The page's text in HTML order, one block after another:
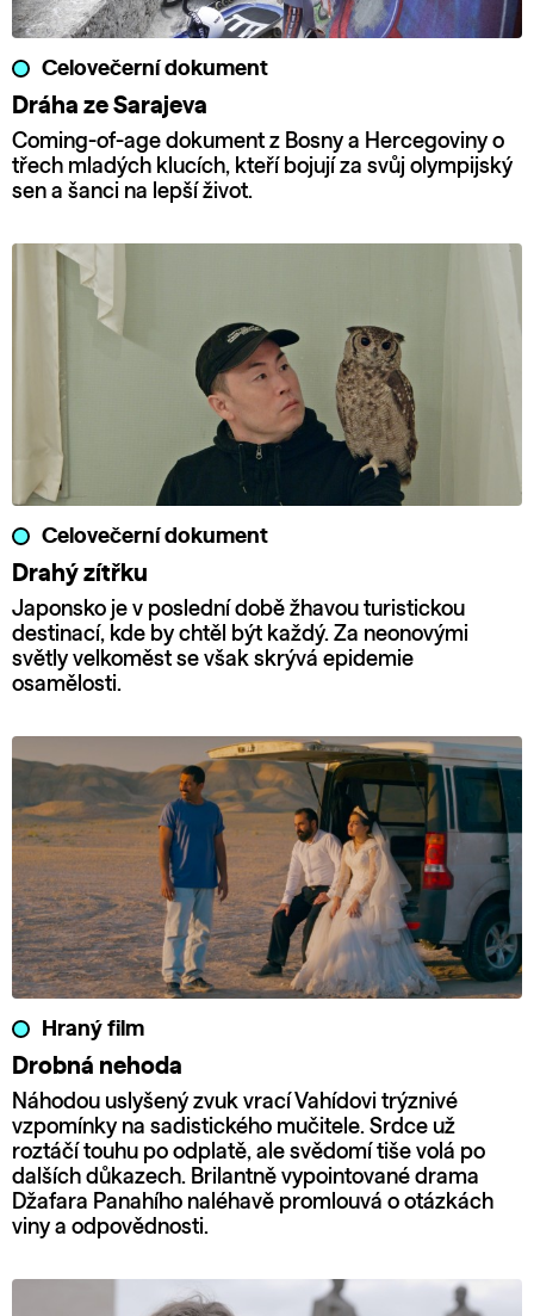
Celovečerní dokument
Dráha ze Sarajeva
Coming-of-age dokument z Bosny a Hercegoviny o
třech mladých klucích, kteří bojují za svůj olympijský
sen a šanci na lepší život.
Celovečerní dokument
Drahý zítřku
Japonsko je v poslední době žhavou turistickou
destinací, kde by chtěl být každý. Za neonovými
světly velkoměst se však skrývá epidemie
osamělosti.
Hraný film
Drobná nehoda
Náhodou uslyšený zvuk vrací Vahídovi trýznivé
vzpomínky na sadistického mučitele. Srdce už
roztáčí touhu po odplatě, ale svědomí tiše volá po
dalších důkazech. Brilantně vypointované drama
Džafara Panahího naléhavě promlouvá o otázkách
viny a odpovědnosti.